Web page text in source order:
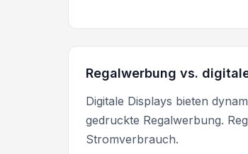
Regalwerbung vs.
Digitale Displays bieten
gedruckte Regalwerbung.
Stromverbrauch.